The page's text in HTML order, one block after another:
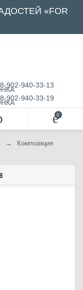
«FOR
8-902-940-33-13
8-902-940-33-19
→
Композиция